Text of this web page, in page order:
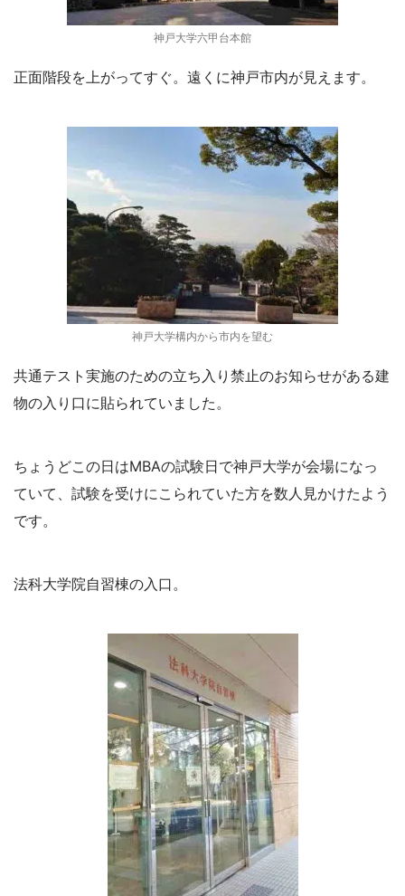
神戸大学六甲台本館
正面階段を上がってすぐ。遠くに神戸市内が見えます。
神戸大学構内から市内を望む
共通テスト実施のための立ち入り禁止のお知らせがある建
物の入り口に貼られていました。
ちょうどこの日はMBAの試験日で神戸大学が会場になっ
ていて、試験を受けにこられていた方を数人見かけたよう
です。
法科大学院自習棟の入口。